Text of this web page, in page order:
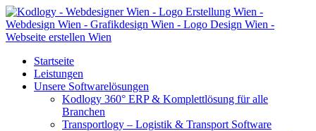
Startseite
Leistungen
Unsere Softwarelösungen
Kodlogy 360° ERP & Komplettlösung für alle
Branchen
Transportlogy – Logistik & Transport Software